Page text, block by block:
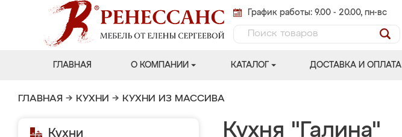
График работы: 9.00 - 20.00, пн-вс
ГЛАВНАЯ О КОМПАНИИ КАТАЛОГ ДОСТАВКА И ОПЛАТА
ГЛАВНАЯ → КУХНИ → КУХНИ ИЗ МАССИВА
Кухни Кухня "Галина"